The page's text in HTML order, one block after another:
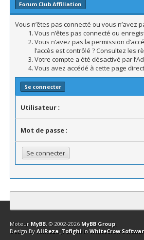
Forum Club Affiliation
Vous n’êtes pas connecté ou vous n’avez
Vous n’êtes pas connecté ou
Vous n’avez pas la permission
l’accès est contrôlé ? Consultez les
Votre compte a été désactivé par
Vous avez accédé à cette page
Se connecter
Utilisateur :
Mot de passe :
Contact Club Affiliation Retourner en haut
Moteur MyBB, © 2002-2026 MyBB Group.
Design By AliReza_Tofighi In WhiteCrow